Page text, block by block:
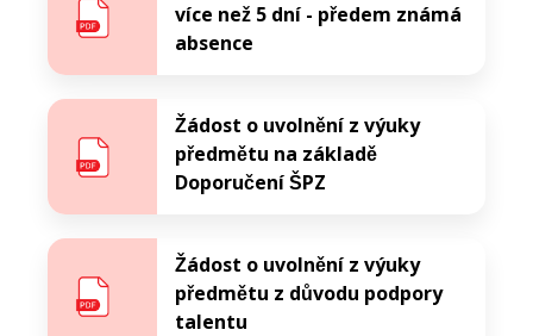
více než 5 dní - předem známá
absence
Žádost o uvolnění z výuky
předmětu na základě
Doporučení ŠPZ
Žádost o uvolnění z výuky
předmětu z důvodu podpory
talentu